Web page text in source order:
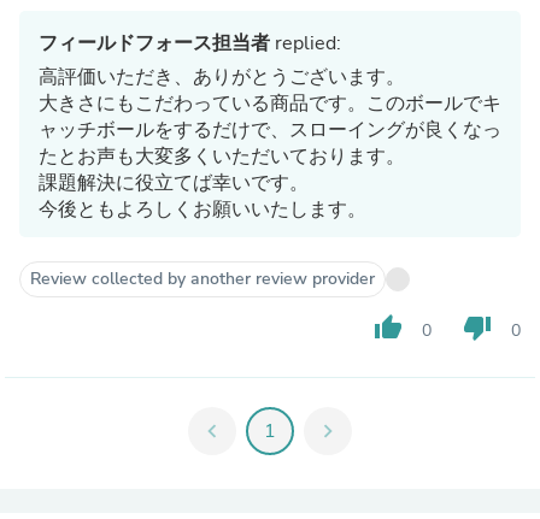
フィールドフォース担当者 replied:
高評価いただき、ありがとうございます。
大きさにもこだわっている商品です。このボールでキ
ャッチボールをするだけで、スローイングが良くなっ
たとお声も大変多くいただいております。
課題解決に役立てば幸いです。
今後ともよろしくお願いいたします。
Review collected by another review provider
thumb_up 0 thumb_down 0
chevron_left 1 chevron_right